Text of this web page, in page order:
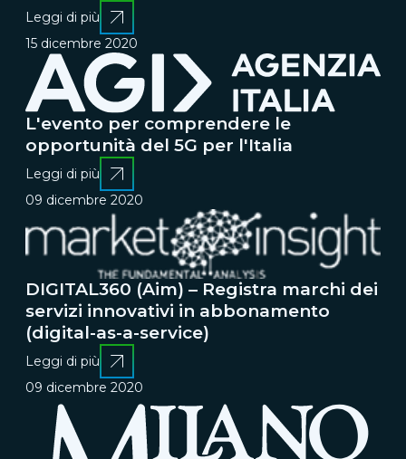
Leggi di più
15 dicembre 2020
L'evento per comprendere le
opportunità del 5G per l'Italia
Leggi di più
09 dicembre 2020
DIGITAL360 (Aim) – Registra marchi dei
servizi innovativi in abbonamento
(digital-as-a-service)
Leggi di più
09 dicembre 2020